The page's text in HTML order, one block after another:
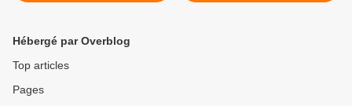
Hébergé par Overblog
Top articles
Pages